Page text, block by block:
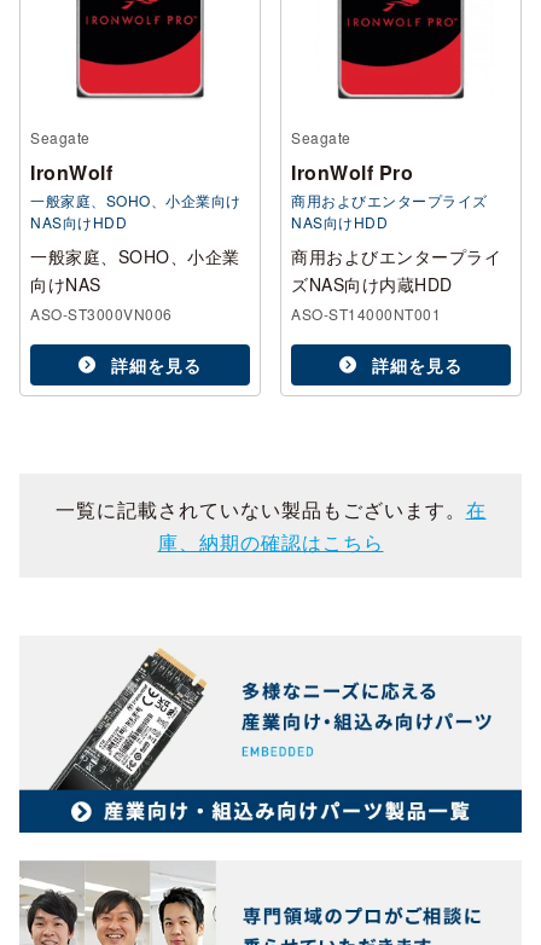
Seagate
IronWolf
一般家庭、SOHO、小企業向け
NAS向けHDD
一般家庭、SOHO、小企業
向けNAS
ASO-ST3000VN006
詳細を見る
Seagate
IronWolf Pro
商用およびエンタープライズ
NAS向けHDD
商用およびエンタープライ
ズNAS向け内蔵HDD
ASO-ST14000NT001
詳細を見る
一覧に記載されていない製品もございます。 在
庫、納期の確認はこちら